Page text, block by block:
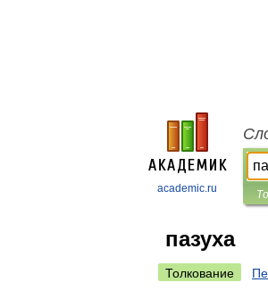
academic.ru
пазуха
Толкование